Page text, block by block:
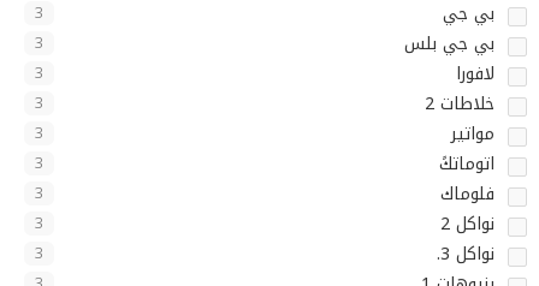
بي جي 3
بي جي بلس 3
لافورا 3
خلاطات 2 3
مواتير 3
اتوماتكً 3
فلوماك 3
نواكل 2 3
نواكل 3. 3